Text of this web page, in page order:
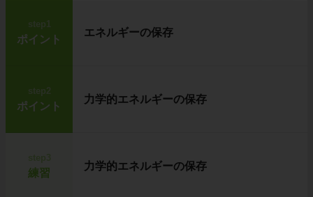
step1
ポイント
エネルギーの保存
step2
ポイント
力学的エネルギーの保存
練習
力学的エネルギーの保存